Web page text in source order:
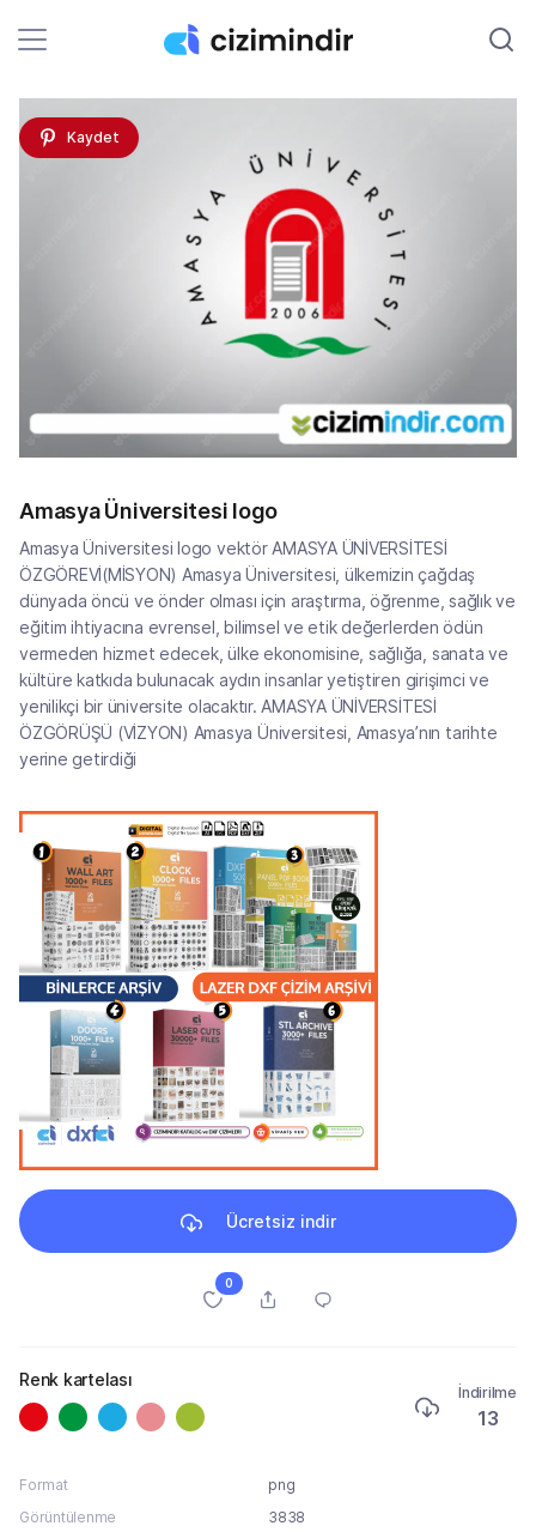
Kaydet
Amasya Üniversitesi logo
Amasya Üniversitesi logo vektör AMASYA ÜNİVERSİTESİ
ÖZGÖREVİ(MİSYON) Amasya Üniversitesi, ülkemizin çağdaş
dünyada öncü ve önder olması için araştırma, öğrenme, sağlık ve
eğitim ihtiyacına evrensel, bilimsel ve etik değerlerden ödün
vermeden hizmet edecek, ülke ekonomisine, sağlığa, sanata ve
kültüre katkıda bulunacak aydın insanlar yetiştiren girişimci ve
yenilikçi bir üniversite olacaktır. AMASYA ÜNİVERSİTESİ
ÖZGÖRÜŞÜ (VİZYON) Amasya Üniversitesi, Amasya’nın tarihte
yerine getirdiği
Ücretsiz indir
0
Renk kartelası
İndirilme
13
Format
png
Görüntülenme
3838